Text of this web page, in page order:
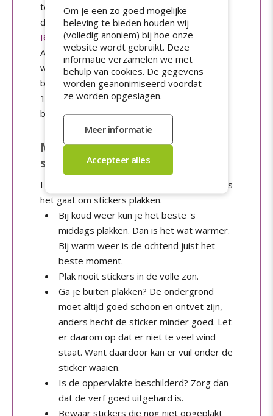
tevoren in een garage. Bij koud weer kan die
dan opwarmen en bij warm juist afkoelen.
Raamstickerskun je het beste nat plakken
Als het te warm is of te zonnig, droogt het
water sneller op. Daarom kun je deze het
beste plakken bij temperaturen tussen de
10°C en 20°C en in de ochtend of op een
bewolkte dag.
Meer tips bij het plakken van
stickers
Hieronder nog een aantal tips en adviezen als
het gaat om stickers plakken.
Bij koud weer kun je het beste 's
middags plakken. Dan is het wat warmer.
Bij warm weer is de ochtend juist het
beste moment.
Plak nooit stickers in de volle zon.
Ga je buiten plakken? De ondergrond
moet altijd goed schoon en ontvet zijn,
anders hecht de sticker minder goed. Let
er daarom op dat er niet te veel wind
staat. Want daardoor kan er vuil onder de
sticker waaien.
Is de oppervlakte beschilderd? Zorg dan
dat de verf goed uitgehard is.
Bewaar stickers die nog niet opgeplakt
Om je een zo goed mogelijke
beleving te bieden houden wij
(volledig anoniem) bij hoe onze
website wordt gebruikt. Deze
informatie verzamelen we met
behulp van cookies. De gegevens
worden geanonimiseerd voordat
ze worden opgeslagen.